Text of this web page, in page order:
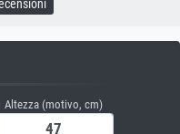
Altezza (motivo, cm)